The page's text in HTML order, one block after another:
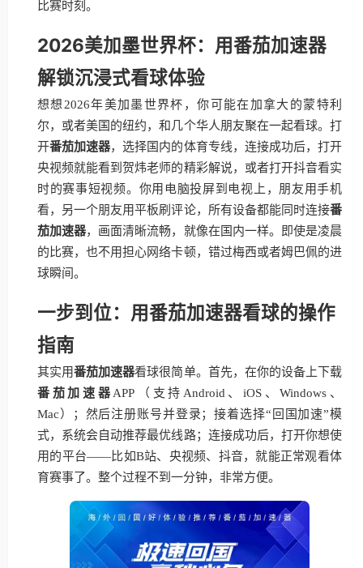
比赛时刻。
2026美加墨世界杯：用番茄加速器
解锁沉浸式看球体验
想想2026年美加墨世界杯，你可能在加拿大的蒙特利
尔，或者美国的纽约，和几个华人朋友聚在一起看球。打
开番茄加速器，选择国内的体育专线，连接成功后，打开
央视频就能看到贺炜老师的精彩解说，或者打开抖音看实
时的赛事短视频。你用电脑投屏到电视上，朋友用手机
看，另一个朋友用平板刷评论，所有设备都能同时连接番
茄加速器，画面清晰流畅，就像在国内一样。即使是凌晨
的比赛，也不用担心网络卡顿，错过梅西或者姆巴佩的进
球瞬间。
一步到位：用番茄加速器看球的操作
指南
其实用番茄加速器看球很简单。首先，在你的设备上下载
番茄加速器APP（支持Android、iOS、Windows、
Mac）；然后注册账号并登录；接着选择“回国加速”模
式，系统会自动推荐最优线路；连接成功后，打开你想使
用的平台——比如B站、央视频、抖音，就能正常观看体
育赛事了。整个过程不到一分钟，非常方便。